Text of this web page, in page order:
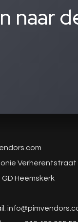
naar
Verherentstraat
GD Heemskerk